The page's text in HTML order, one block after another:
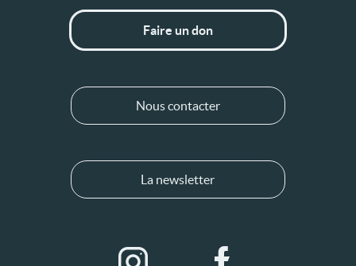
Faire un don
Nous contacter
La newsletter